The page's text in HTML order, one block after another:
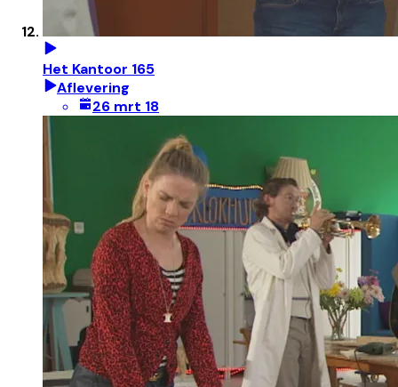
Het Kantoor 165
Aflevering
26 mrt 18